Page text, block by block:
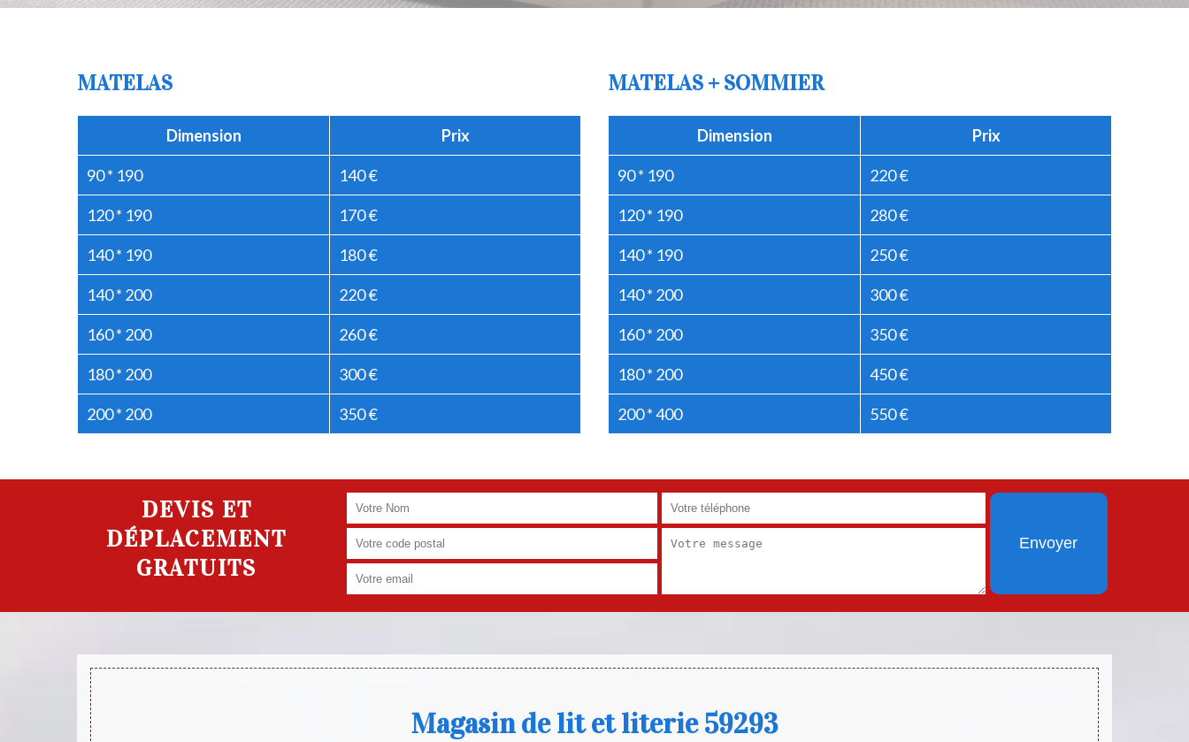
MATELAS
Dimension Prix
90 * 190 140 €
120 * 190 170 €
140 * 190 180 €
140 * 200 220 €
160 * 200 260 €
180 * 200 300 €
200 * 200 350 €
MATELAS + SOMMIER
Dimension Prix
90 * 190 220 €
120 * 190 280 €
140 * 190 250 €
140 * 200 300 €
160 * 200 350 €
180 * 200 450 €
200 * 400 550 €
DEVIS ET
DÉPLACEMENT
GRATUITS
Magasin de lit et literie 59293